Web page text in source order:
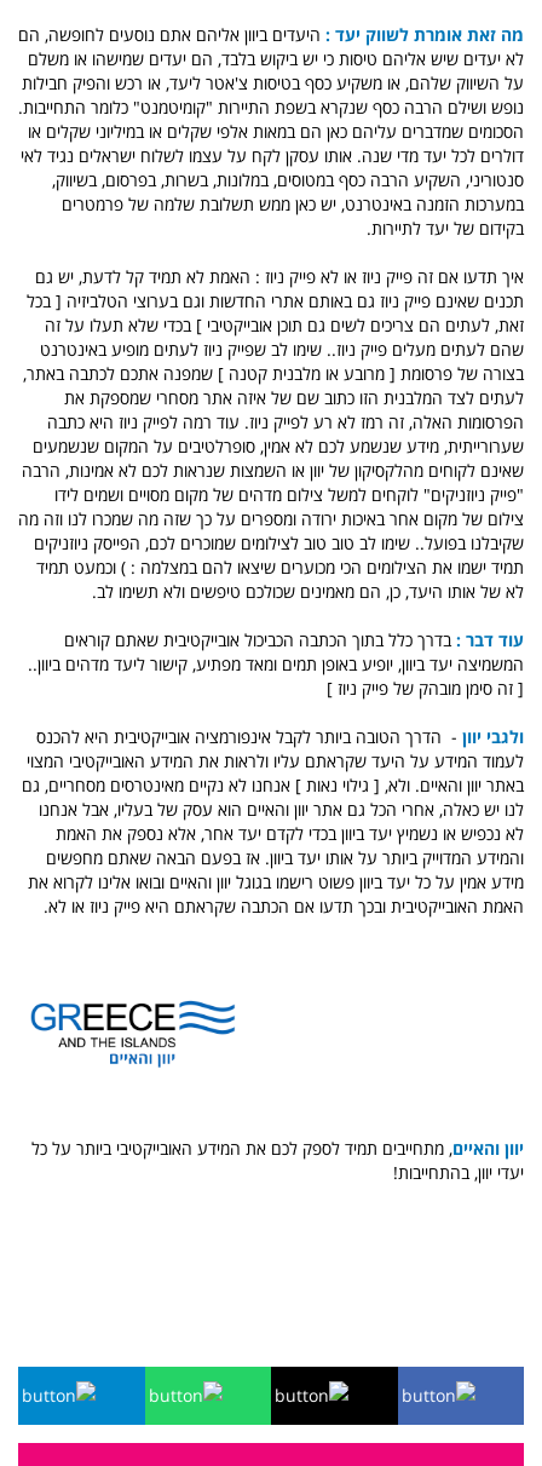
מה זאת אומרת לשווק יעד : היעדים ביוון אליהם אתם נוסעים לחופשה, הם
לא יעדים שיש אליהם טיסות כי יש ביקוש בלבד, הם יעדים שמישהו או משלם
על השיווק שלהם, או משקיע כסף בטיסות צ'אטר ליעד, או רכש והפיק חבילות
נופש ושילם הרבה כסף שנקרא בשפת התיירות "קומיטמנט" כלומר התחייבות.
הסכומים שמדברים עליהם כאן הם במאות אלפי שקלים או במיליוני שקלים או
דולרים לכל יעד מדי שנה. אותו עסקן לקח על עצמו לשלוח ישראלים נגיד לאי
סנטוריני, השקיע הרבה כסף במטוסים, במלונות, בשרות, בפרסום, בשיווק,
במערכות הזמנה באינטרנט, יש כאן ממש תשלובת שלמה של פרמטרים
בקידום של יעד לתיירות.
איך תדעו אם זה פייק ניוז או לא פייק ניוז : האמת לא תמיד קל לדעת, יש גם
תכנים שאינם פייק ניוז גם באותם אתרי החדשות וגם בערוצי הטלביזיה [ בכל
זאת, לעתים הם צריכים לשים גם תוכן אובייקטיבי ] בכדי שלא תעלו על זה
שהם לעתים מעלים פייק ניוז.. שימו לב שפייק ניוז לעתים מופיע באינטרנט
בצורה של פרסומת [ מרובע או מלבנית קטנה ] שמפנה אתכם לכתבה באתר,
לעתים לצד המלבנית הזו כתוב שם של איזה אתר מסחרי שמספקת את
הפרסומות האלה, זה רמז לא רע לפייק ניוז. עוד רמה לפייק ניוז היא כתבה
שערורייתית, מידע שנשמע לכם לא אמין, סופרלטיבים על המקום שנשמעים
שאינם לקוחים מהלקסיקון של יוון או השמצות שנראות לכם לא אמינות, הרבה
"פייק ניוזניקים" לוקחים למשל צילום מדהים של מקום מסויים ושמים לידו
צילום של מקום אחר באיכות ירודה ומספרים על כך שזה מה שמכרו לנו וזה מה
שקיבלנו בפועל.. שימו לב טוב טוב לצילומים שמוכרים לכם, הפייסק ניוזניקים
תמיד ישמו את הצילומים הכי מכוערים שיצאו להם במצלמה : ) וכמעט תמיד
לא של אותו היעד, כן, הם מאמינים שכולכם טיפשים ולא תשימו לב.
עוד דבר :בדרך כלל בתוך הכתבה הכביכול אובייקטיבית שאתם קוראים
המשמיצה יעד ביוון, יופיע באופן תמים ומאד מפתיע, קישור ליעד מדהים ביוון..
[ זה סימן מובהק של פייק ניוז ]
ולגבי יוון - הדרך הטובה ביותר לקבל אינפורמציה אובייקטיבית היא להכנס
לעמוד המידע על היעד שקראתם עליו ולראות את המידע האובייקטיבי המצוי
באתר יוון והאיים. ולא, [ גילוי נאות ] אנחנו לא נקיים מאינטרסים מסחריים, גם
לנו יש כאלה, אחרי הכל גם אתר יוון והאיים הוא עסק של בעליו, אבל אנחנו
לא נכפיש או נשמיץ יעד ביוון בכדי לקדם יעד אחר, אלא נספק את האמת
והמידע המדוייק ביותר על אותו יעד ביוון. אז בפעם הבאה שאתם מחפשים
מידע אמין על כל יעד ביוון פשוט רישמו בגוגל יוון והאיים ובואו אלינו לקרוא את
האמת האובייקטיבית ובכך תדעו אם הכתבה שקראתם היא פייק ניוז או לא.
יוון והאיים, מתחייבים תמיד לספק לכם את המידע האובייקטיבי ביותר על כל
יעדי יוון, בהתחייבות!